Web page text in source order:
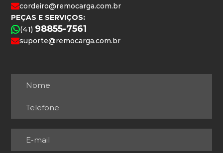
cordeiro@remocarga.com.br
PEÇAS E SERVIÇOS:
(41) 98855-7561
suporte@remocarga.com.br